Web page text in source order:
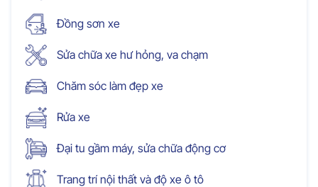
Đồng sơn xe
Sửa chữa xe hư hỏng, va chạm
Chăm sóc làm đẹp xe
Rửa xe
Đại tu gầm máy, sửa chữa động cơ
Trang trí nội thất và độ xe ô tô